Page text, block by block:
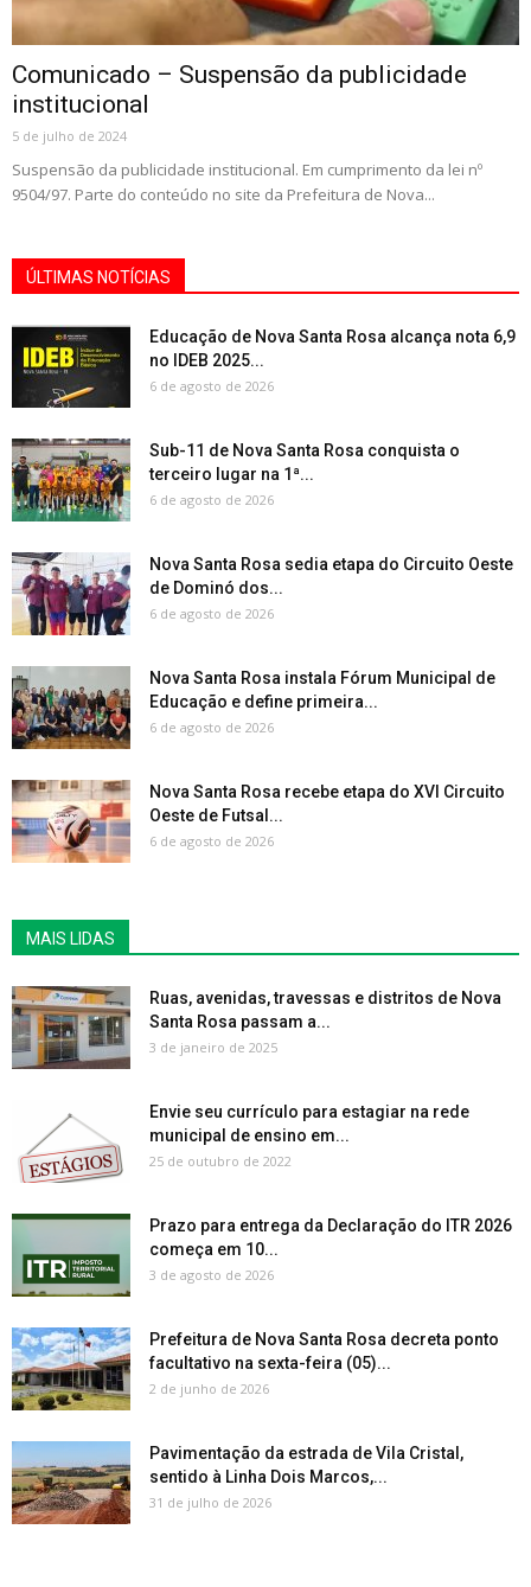
Comunicado – Suspensão da publicidade
institucional
5 de julho de 2024
Suspensão da publicidade institucional. Em cumprimento da lei nº
9504/97. Parte do conteúdo no site da Prefeitura de Nova...
ÚLTIMAS NOTÍCIAS
Educação de Nova Santa Rosa alcança nota 6,9
no IDEB 2025...
6 de agosto de 2026
Sub-11 de Nova Santa Rosa conquista o
terceiro lugar na 1ª...
6 de agosto de 2026
Nova Santa Rosa sedia etapa do Circuito Oeste
de Dominó dos...
6 de agosto de 2026
Nova Santa Rosa instala Fórum Municipal de
Educação e define primeira...
6 de agosto de 2026
Nova Santa Rosa recebe etapa do XVI Circuito
Oeste de Futsal...
6 de agosto de 2026
MAIS LIDAS
Ruas, avenidas, travessas e distritos de Nova
Santa Rosa passam a...
3 de janeiro de 2025
Envie seu currículo para estagiar na rede
municipal de ensino em...
25 de outubro de 2022
Prazo para entrega da Declaração do ITR 2026
começa em 10...
3 de agosto de 2026
Prefeitura de Nova Santa Rosa decreta ponto
facultativo na sexta-feira (05)...
2 de junho de 2026
Pavimentação da estrada de Vila Cristal,
sentido à Linha Dois Marcos,...
31 de julho de 2026